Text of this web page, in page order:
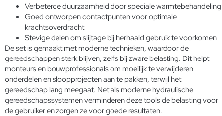
Verbeterde duurzaamheid door speciale warmtebehandeling
Goed ontworpen contactpunten voor optimale
krachtsoverdracht
Stevige delen om slijtage bij herhaald gebruik te voorkomen
De set is gemaakt met moderne technieken, waardoor de
gereedschappen sterk blijven, zelfs bij zware belasting. Dit helpt
monteurs en bouwprofessionals om moeilijk te verwijderen
onderdelen en sloopprojecten aan te pakken, terwijl het
gereedschap lang meegaat. Net als modernehydraulische
gereedschapssystemenverminderen deze tools de belasting voor
de gebruiker en zorgen ze voor goede resultaten.